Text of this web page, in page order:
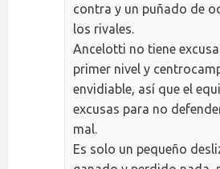
contra y un puñado de
los rivales.
Ancelotti no tiene
primer nivel y
envidiable, así que el
excusas para no
mal.
Es solo un pequeño